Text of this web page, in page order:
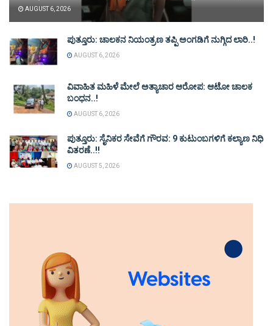
AUGUST 6, 2026
ಪುತ್ತೂರು: ಚಾಲಕನ ನಿಯಂತ್ರಣ ತಪ್ಪಿ ಅಂಗಡಿಗೆ ನುಗ್ಗಿದ ಲಾರಿ..!
AUGUST 6, 2026
ವಿವಾಹಿತ ಮಹಿಳೆ ಮೇಲೆ ಅತ್ಯಾಚಾರ ಆರೋಪ: ಆಟೋ ಚಾಲಕ
ಬಂಧನ..!
AUGUST 6, 2026
ಪುತ್ತೂರು: ಸೈನಿಕರ ಸೇವೆಗೆ ಗೌರವ: 9 ಕುಟುಂಬಗಳಿಗೆ ಕಲ್ಯಾಣ ನಿಧಿ
ವಿತರಣೆ..!!
AUGUST 5, 2026